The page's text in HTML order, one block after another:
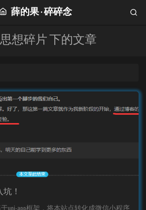
薛的果 · 碎碎念
想碎片 下的文章
！